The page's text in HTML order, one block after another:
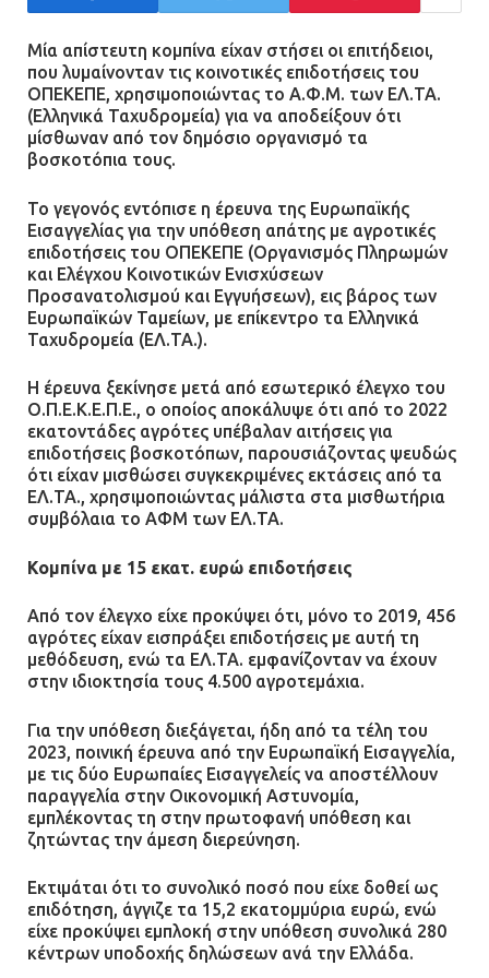
συγκρούστηκε με φορτηγό – Ένας
τραυματίας και κυκλοφοριακό χάος
21.07.2026 | 13:12
Βριλήσσια: Αυτοκίνητο έσπασε
τζαμαρία και μπήκε μέσα σε μαγαζί
Η Οινόη αποκτά μια νέα, σύγχρονη
και ασφαλή παιδική χαρά
13.07.2026 | 21:21
Τηλεφωνικές απάτες με λεία
130.000 ευρώ στην Αττική
13.07.2026 | 20:44
Ασπρόπυργος: Πέθανε ένας από
μεγάλης έκρηξης στο εργοστάσιο
12.07.2026 | 15:07
αστυνομικοί για τους
πυροβολισμούς κατά του 20χρονου
με αναπηρία
11.07.2026 | 22:59
Ένα πουλί «υπεύθυνο» για την
πρωινή διακοπή ρεύματος στη
Μάνδρα
09.07.2026 | 11:12
Μία απίστευτη κομπίνα είχαν στήσει οι επιτήδειοι,
που λυμαίνονταν τις κοινοτικές επιδοτήσεις του
ΟΠΕΚΕΠΕ, χρησιμοποιώντας το Α.Φ.Μ. των ΕΛ.ΤΑ.
(Ελληνικά Ταχυδρομεία) για να αποδείξουν ότι
μίσθωναν από τον δημόσιο οργανισμό τα
βοσκοτόπια τους.
Το γεγονός εντόπισε η έρευνα της Ευρωπαϊκής
Εισαγγελίας για την υπόθεση απάτης με αγροτικές
επιδοτήσεις του ΟΠΕΚΕΠΕ (Οργανισμός Πληρωμών
και Ελέγχου Κοινοτικών Ενισχύσεων
Προσανατολισμού και Εγγυήσεων), εις βάρος των
Ευρωπαϊκών Ταμείων, με επίκεντρο τα Ελληνικά
Ταχυδρομεία (ΕΛ.ΤΑ.).
Η έρευνα ξεκίνησε μετά από εσωτερικό έλεγχο του
Ο.Π.Ε.Κ.Ε.Π.Ε., ο οποίος αποκάλυψε ότι από το 2022
εκατοντάδες αγρότες υπέβαλαν αιτήσεις για
επιδοτήσεις βοσκοτόπων, παρουσιάζοντας ψευδώς
ότι είχαν μισθώσει συγκεκριμένες εκτάσεις από τα
ΕΛ.ΤΑ., χρησιμοποιώντας μάλιστα στα μισθωτήρια
συμβόλαια το ΑΦΜ των ΕΛ.ΤΑ.
Κομπίνα με 15 εκατ. ευρώ επιδοτήσεις
Από τον έλεγχο είχε προκύψει ότι, μόνο το 2019, 456
αγρότες είχαν εισπράξει επιδοτήσεις με αυτή τη
μεθόδευση, ενώ τα ΕΛ.ΤΑ. εμφανίζονταν να έχουν
στην ιδιοκτησία τους 4.500 αγροτεμάχια.
Για την υπόθεση διεξάγεται, ήδη από τα τέλη του
2023, ποινική έρευνα από την Ευρωπαϊκή Εισαγγελία,
με τις δύο Ευρωπαίες Εισαγγελείς να αποστέλλουν
παραγγελία στην Οικονομική Αστυνομία,
εμπλέκοντας τη στην πρωτοφανή υπόθεση και
ζητώντας την άμεση διερεύνηση.
Εκτιμάται ότι το συνολικό ποσό που είχε δοθεί ως
επιδότηση, άγγιζε τα 15,2 εκατομμύρια ευρώ, ενώ
είχε προκύψει εμπλοκή στην υπόθεση συνολικά 280
κέντρων υποδοχής δηλώσεων ανά την Ελλάδα.